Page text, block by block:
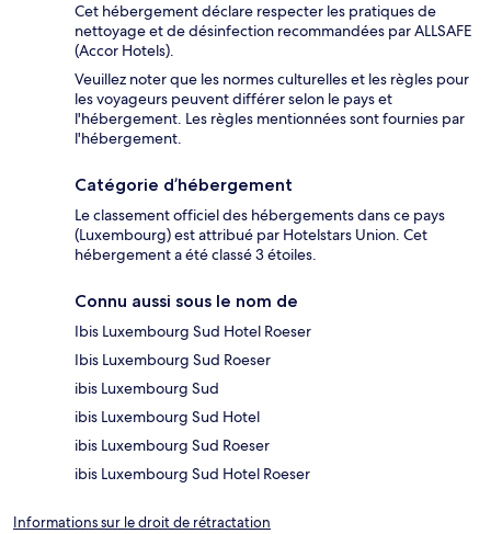
Cet hébergement déclare respecter les pratiques de
nettoyage et de désinfection recommandées par ALLSAFE
(Accor Hotels).
Veuillez noter que les normes culturelles et les règles pour
les voyageurs peuvent différer selon le pays et
l'hébergement. Les règles mentionnées sont fournies par
l'hébergement.
Catégorie d’hébergement
Le classement officiel des hébergements dans ce pays
(Luxembourg) est attribué par Hotelstars Union. Cet
hébergement a été classé 3 étoiles.
Connu aussi sous le nom de
Ibis Luxembourg Sud Hotel Roeser
Ibis Luxembourg Sud Roeser
ibis Luxembourg Sud
ibis Luxembourg Sud Hotel
ibis Luxembourg Sud Roeser
ibis Luxembourg Sud Hotel Roeser
Informations sur le droit de rétractation